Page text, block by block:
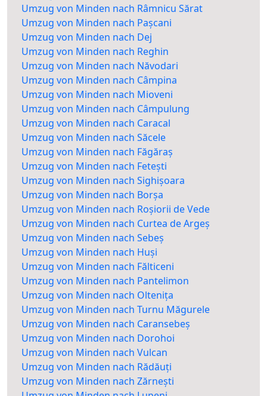
Umzug von Minden nach Râmnicu Sărat
Umzug von Minden nach Pașcani
Umzug von Minden nach Dej
Umzug von Minden nach Reghin
Umzug von Minden nach Năvodari
Umzug von Minden nach Câmpina
Umzug von Minden nach Mioveni
Umzug von Minden nach Câmpulung
Umzug von Minden nach Caracal
Umzug von Minden nach Săcele
Umzug von Minden nach Făgăraș
Umzug von Minden nach Fetești
Umzug von Minden nach Sighișoara
Umzug von Minden nach Borșa
Umzug von Minden nach Roșiorii de Vede
Umzug von Minden nach Curtea de Argeș
Umzug von Minden nach Sebeș
Umzug von Minden nach Huși
Umzug von Minden nach Fălticeni
Umzug von Minden nach Pantelimon
Umzug von Minden nach Oltenița
Umzug von Minden nach Turnu Măgurele
Umzug von Minden nach Caransebeș
Umzug von Minden nach Dorohoi
Umzug von Minden nach Vulcan
Umzug von Minden nach Rădăuți
Umzug von Minden nach Zărnești